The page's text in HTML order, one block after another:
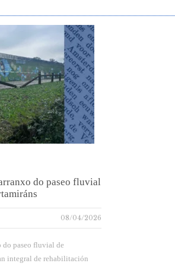
do paseo fluvial
08/04/2026
do paseo fluvial de
integral de rehabilitación